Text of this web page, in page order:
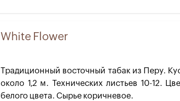
White Flower
Традиционный восточный табак из Перу.
около 1,2 м. Технических листьев 10-12.
белого цвета. Сырье коричневое.